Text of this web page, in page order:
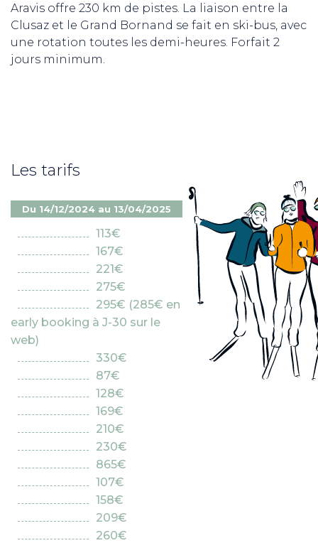
Aravis offre 230 km de pistes. La liaison entre la
Clusaz et le Grand Bornand se fait en ski-bus, avec
une rotation toutes les demi-heures. Forfait 2
jours minimum.
Les tarifs
Du 14/12/2024 au 13/04/2025
113€
167€
221€
275€
295€ (285€ en
early booking à J-30 sur le
web)
330€
87€
128€
169€
210€
230€
865€
107€
158€
209€
260€